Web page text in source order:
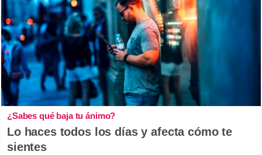
¿Sabes qué baja tu ánimo?
Lo haces todos los días y afecta cómo te
sientes